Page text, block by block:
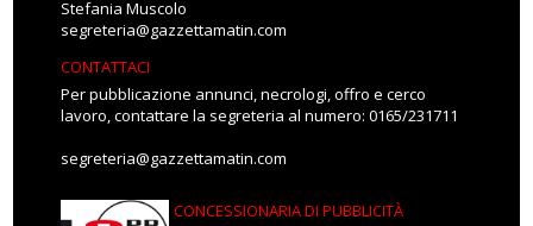
Stefania Muscolo
segreteria@gazzettamatin.com
CONTATTACI
Per pubblicazione annunci, necrologi, offro e cerco
lavoro, contattare la segreteria al numero: 0165/231711
segreteria@gazzettamatin.com
CONCESSIONARIA DI PUBBLICITÀ